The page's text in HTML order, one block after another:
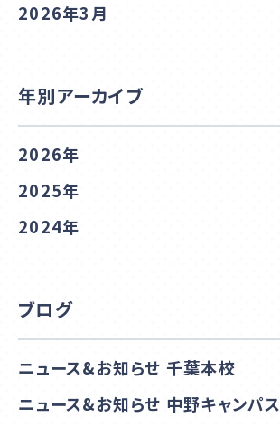
2026年3月
年別アーカイブ
2026年
2025年
2024年
ブログ
ニュース&お知らせ 千葉本校
ニュース&お知らせ 中野キャンパス